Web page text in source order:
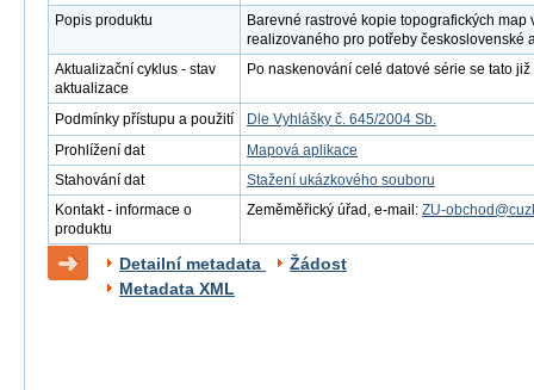
Popis produktu
Barevné rastrové kopie topografických
realizovaného pro potřeby československé
Aktualizační cyklus - stav
aktualizace
Po naskenování celé datové série se tato
Podmínky přístupu a použití
Dle Vyhlášky č. 645/2004 Sb.
Prohlížení dat
Mapová aplikace
Stahování dat
Stažení ukázkového souboru
Kontakt - informace o
produktu
Zeměměřický úřad, e-mail: ZU-
Detailní metadata
Žádost
Metadata XML